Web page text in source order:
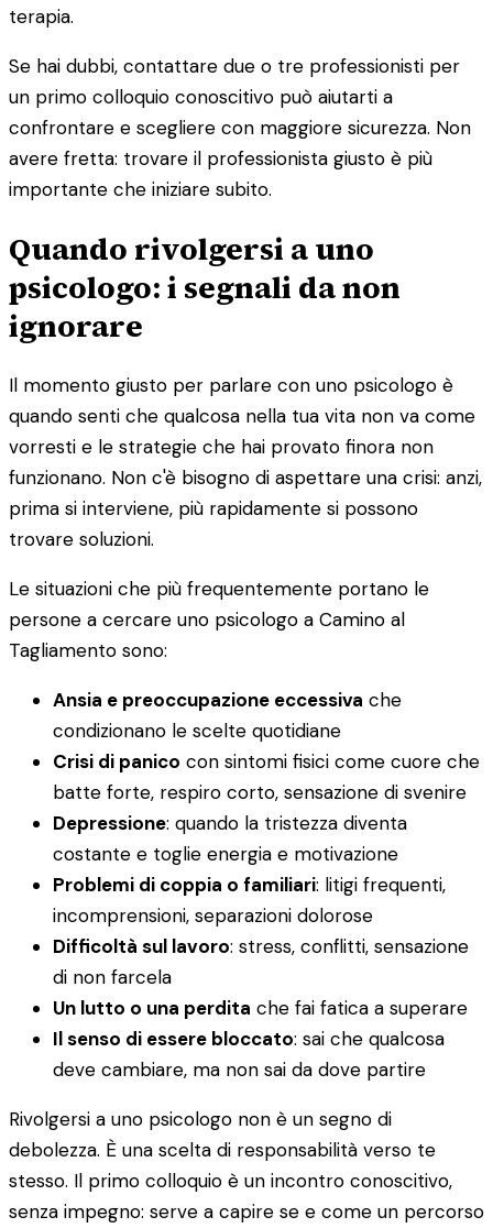
terapia.
Se hai dubbi, contattare due o tre professionisti per
un primo colloquio conoscitivo può aiutarti a
confrontare e scegliere con maggiore sicurezza. Non
avere fretta: trovare il professionista giusto è più
importante che iniziare subito.
Quando rivolgersi a uno
psicologo: i segnali da non
ignorare
Il momento giusto per parlare con uno psicologo è
quando senti che qualcosa nella tua vita non va come
vorresti e le strategie che hai provato finora non
funzionano. Non c'è bisogno di aspettare una crisi: anzi,
prima si interviene, più rapidamente si possono
trovare soluzioni.
Le situazioni che più frequentemente portano le
persone a cercare uno psicologo a Camino al
Tagliamento sono:
Ansia e preoccupazione eccessiva che
condizionano le scelte quotidiane
Crisi di panico con sintomi fisici come cuore che
batte forte, respiro corto, sensazione di svenire
Depressione: quando la tristezza diventa
costante e toglie energia e motivazione
Problemi di coppia o familiari: litigi frequenti,
incomprensioni, separazioni dolorose
Difficoltà sul lavoro: stress, conflitti, sensazione
di non farcela
Un lutto o una perdita che fai fatica a superare
Il senso di essere bloccato: sai che qualcosa
deve cambiare, ma non sai da dove partire
Rivolgersi a uno psicologo non è un segno di
debolezza. È una scelta di responsabilità verso te
stesso. Il primo colloquio è un incontro conoscitivo,
senza impegno: serve a capire se e come un percorso